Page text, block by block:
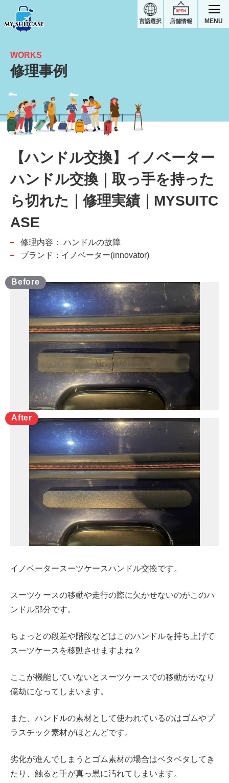
店舗情報
言語選択 MENU
【ハンドル交換】取っ手を持ったら切れたケースハンドル交換｜イノベータースーツケース修理実績
WORKS
修理事例
【ハンドル交換】イノベーター
ハンドル交換｜取っ手を持った
ら切れた｜修理実績｜MYSUITC
ASE
修理内容：
ハンドルの故障
ブランド：イノベーター(innovator)
イノベータースーツケースハンドル交換です。
スーツケースの移動や走行の際に欠かせないのがこのハ
ンドル部分です。
ちょっとの段差や階段などはこのハンドルを持ち上げて
スーツケースを移動させますよね？
ここが機能していないとスーツケースでの移動がかなり
億劫になってしまいます。
また、ハンドルの素材として使われているのはゴムやプ
ラスチック素材がほとんどです。
劣化が進んでしまうとゴム素材の場合はベタベタしてき
たり、触ると手が真っ黒に汚れてしまいます。